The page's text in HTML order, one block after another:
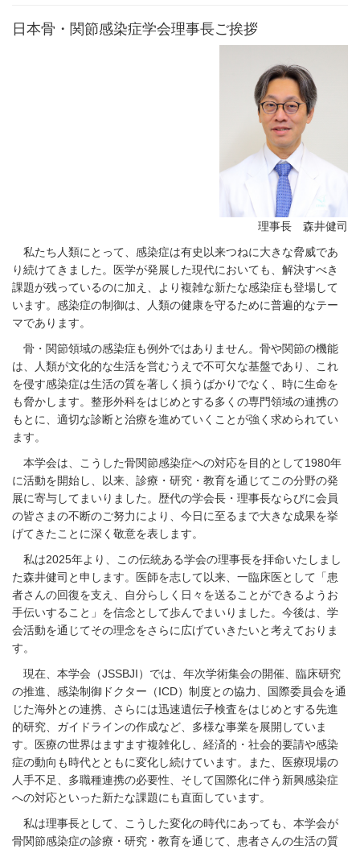
【終了しました】WAIOT 4th Congress（WAIOT2025)参加登
【終了しました】第18回大正Award 対象論文募集のご案内
2025/03/17（月） 重要なお知らせ
【終了しました】【演題募集期間延長・4/4（金）まで】第
48回日本骨・関節感染症学会 演題募集開始のご案内
2025/03/11（火） お知らせ
【募集期間再延長】WAIOT2025 演題募集のご案内
- Powered by PHP工房 -
日本骨・関節感染症学会理事長ご挨拶
理事長 森井健司
私たち人類にとって、感染症は有史以来つねに大きな脅威であ
り続けてきました。医学が発展した現代においても、解決すべき
課題が残っているのに加え、より複雑な新たな感染症も登場して
います。感染症の制御は、人類の健康を守るために普遍的なテー
マであります。
骨・関節領域の感染症も例外ではありません。骨や関節の機能
は、人類が文化的な生活を営むうえで不可欠な基盤であり、これ
を侵す感染症は生活の質を著しく損うばかりでなく、時に生命を
も脅かします。整形外科をはじめとする多くの専門領域の連携の
もとに、適切な診断と治療を進めていくことが強く求められてい
ます。
本学会は、こうした骨関節感染症への対応を目的として1980年
に活動を開始し、以来、診療・研究・教育を通じてこの分野の発
展に寄与してまいりました。歴代の学会長・理事長ならびに会員
の皆さまの不断のご努力により、今日に至るまで大きな成果を挙
げてきたことに深く敬意を表します。
私は2025年より、この伝統ある学会の理事長を拝命いたしまし
た森井健司と申します。医師を志して以来、一臨床医として「患
者さんの回復を支え、自分らしく日々を送ることができるようお
手伝いすること」を信念として歩んでまいりました。今後は、学
会活動を通じてその理念をさらに広げていきたいと考えておりま
す。
現在、本学会（JSSBJI）では、年次学術集会の開催、臨床研究
の推進、感染制御ドクター（ICD）制度との協力、国際委員会を通
じた海外との連携、さらには迅速遺伝子検査をはじめとする先進
的研究、ガイドラインの作成など、多様な事業を展開していま
す。医療の世界はますます複雑化し、経済的・社会的要請や感染
症の動向も時代とともに変化し続けています。また、医療現場の
人手不足、多職種連携の必要性、そして国際化に伴う新興感染症
への対応といった新たな課題にも直面しています。
私は理事長として、こうした変化の時代にあっても、本学会が
骨関節感染症の診療・研究・教育を通じて、患者さんの生活の質